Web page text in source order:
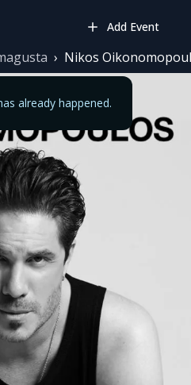
Add Event
already happened.
› Nikos